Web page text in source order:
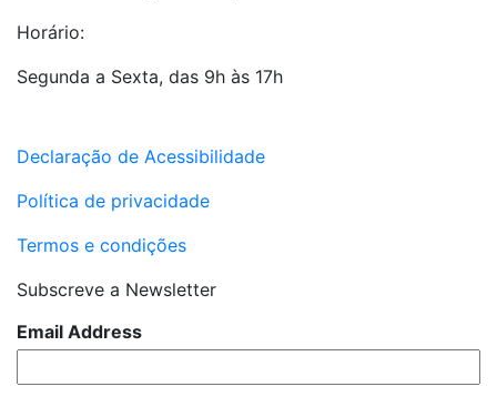
Horário:
Segunda a Sexta, das 9h às 17h
Declaração de Acessibilidade
Política de privacidade
Termos e condições
Subscreve a Newsletter
Email Address